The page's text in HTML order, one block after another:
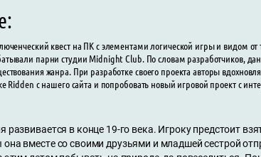
квест на ПК с элементами логической игры и видом
парни студии Midnight Club. По словам разработчиков,
жанра. При разработке своего проекта авторы
Ridden с нашего сайта и попробовать новый игровой проект с
развивается в конце 19-го века. Игроку предстоит
вместе со своими друзьями и младшей сестрой